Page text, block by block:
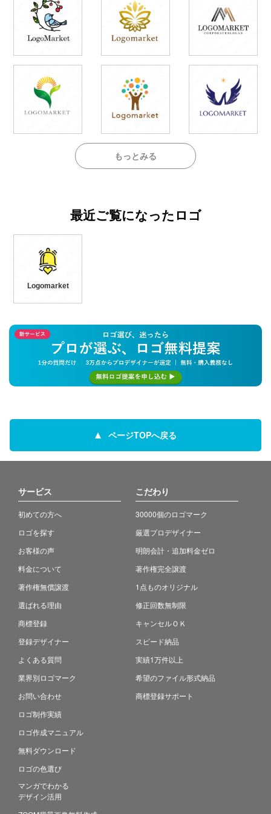
もっとみる
最近ご覧になったロゴ
Logomarket
ページTOPへ戻る
サービス
初めての方へ
ロゴを探す
お客様の声
料金について
著作権無償譲渡
選ばれる理由
商標登録
登録デザイナー
よくある質問
業界別ロゴマーク
お問い合わせ
ロゴ制作実績
ロゴ作成マニュアル
無料ダウンロード
ロゴの色選び
マンガでわかる
デザイン活用
こだわり
30000個のロゴマーク
厳選プロデザイナー
明朗会計・追加料金ゼロ
著作権完全譲渡
1点ものオリジナル
修正回数無制限
キャンセルＯＫ
スピード納品
実績1万件以上
希望のファイル形式納品
商標登録サポート